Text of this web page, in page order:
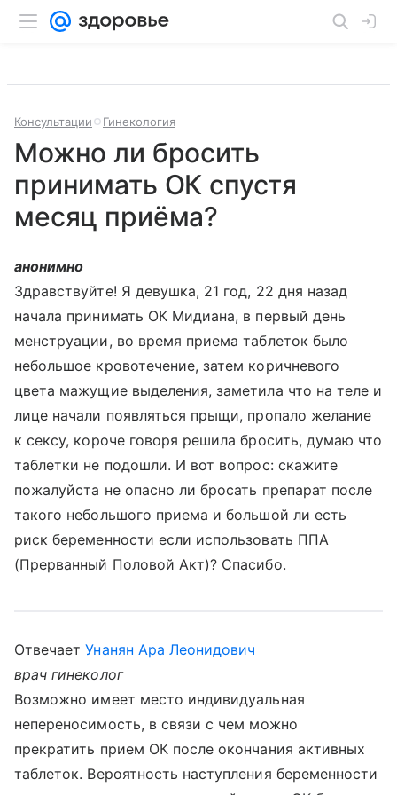
Консультации Гинекология
Можно ли бросить
принимать ОК спустя
месяц приёма?
анонимно
Здравствуйте! Я девушка, 21 год, 22 дня назад
начала принимать ОК Мидиана, в первый день
менструации, во время приема таблеток было
небольшое кровотечение, затем коричневого
цвета мажущие выделения, заметила что на теле и
лице начали появляться прыщи, пропало желание
к сексу, короче говоря решила бросить, думаю что
таблетки не подошли. И вот вопрос: скажите
пожалуйста не опасно ли бросать препарат после
такого небольшого приема и большой ли есть
риск беременности если использовать ППА
(Прерванный Половой Акт)? Спасибо.
ОтвечаетУнанян Ара Леонидович
врач гинеколог
Возможно имеет место индивидуальная
непереносимость, в связи с чем можно
прекратить прием ОК после окончания активных
таблеток. Вероятность наступления беременности